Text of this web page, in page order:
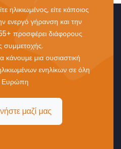
ηλικιωμένος, είτε κάποιος
ενεργό γήρανση και την
προσφέρει διάφορους
συμμετοχής.
κάνουμε μια ουσιαστική
ενηλίκων σε όλη
Ευρώπη
μαζί μας